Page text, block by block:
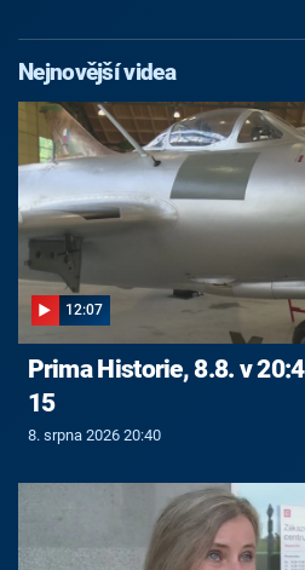
Nejnovější videa
12:07
Prima Historie, 8.8. v
15
8. srpna 2026 20:40